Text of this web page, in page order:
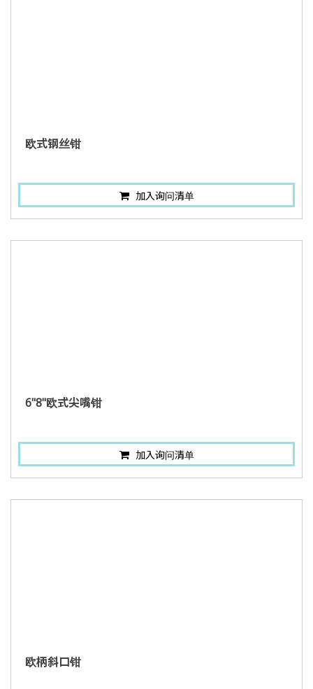
欧式钢丝钳
加入询问清单
6"8"欧式尖嘴钳
加入询问清单
欧柄斜口钳